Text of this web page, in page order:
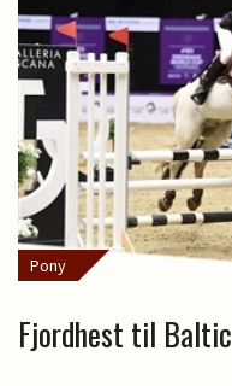
Pony
Fjordhest til